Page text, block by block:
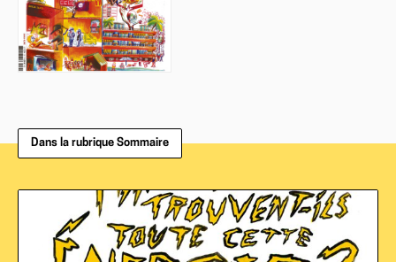
Dans la rubrique Sommaire